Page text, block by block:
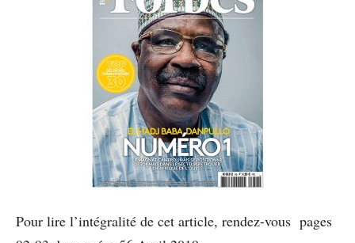
Pour lire l’intégralité de cet article, rendez-vous pages